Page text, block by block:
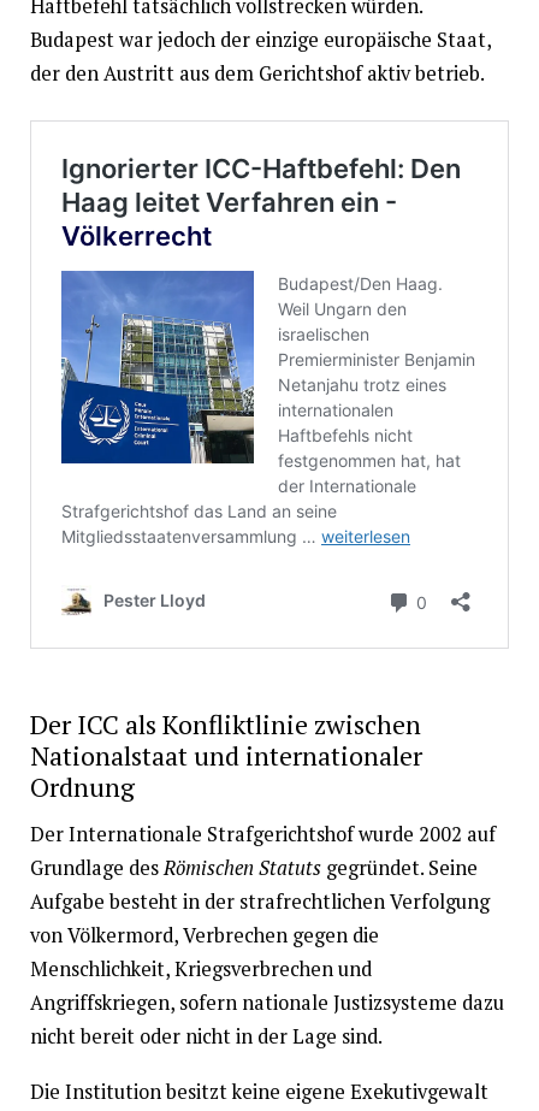
Haftbefehl tatsächlich vollstrecken würden.
Budapest war jedoch der einzige europäische Staat,
der den Austritt aus dem Gerichtshof aktiv betrieb.
Der ICC als Konfliktlinie zwischen
Nationalstaat und internationaler
Ordnung
Der Internationale Strafgerichtshof wurde 2002 auf
Grundlage desRömischen Statutsgegründet. Seine
Aufgabe besteht in der strafrechtlichen Verfolgung
von Völkermord, Verbrechen gegen die
Menschlichkeit, Kriegsverbrechen und
Angriffskriegen, sofern nationale Justizsysteme dazu
nicht bereit oder nicht in der Lage sind.
Die Institution besitzt keine eigene Exekutivgewalt